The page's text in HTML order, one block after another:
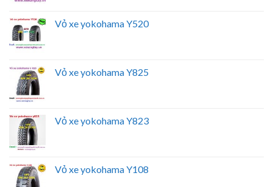
Vỏ xe yokohama Y520
Vỏ xe yokohama Y825
Vỏ xe yokohama Y823
Vỏ xe yokohama Y108